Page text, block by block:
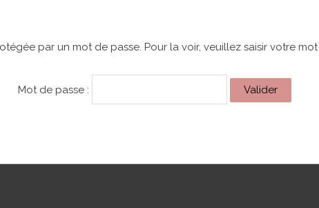
par un mot de passe. Pour la voir, veuillez saisir votre
Mot de passe :